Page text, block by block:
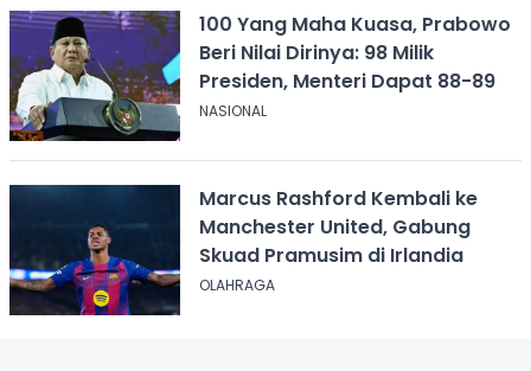
100 Yang Maha Kuasa, Prabowo
Beri Nilai Dirinya: 98 Milik
Presiden, Menteri Dapat 88-89
NASIONAL
Marcus Rashford Kembali ke
Manchester United, Gabung
Skuad Pramusim di Irlandia
OLAHRAGA